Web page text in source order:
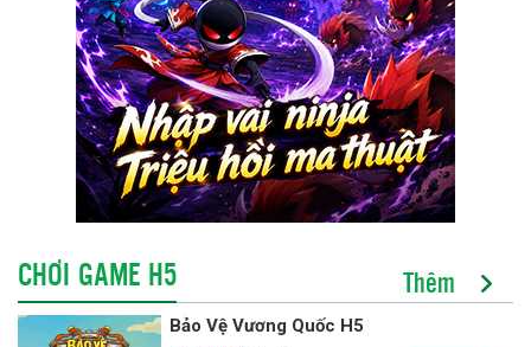
CHƠI GAME H5 Thêm
Bảo Vệ Vương Quốc H5